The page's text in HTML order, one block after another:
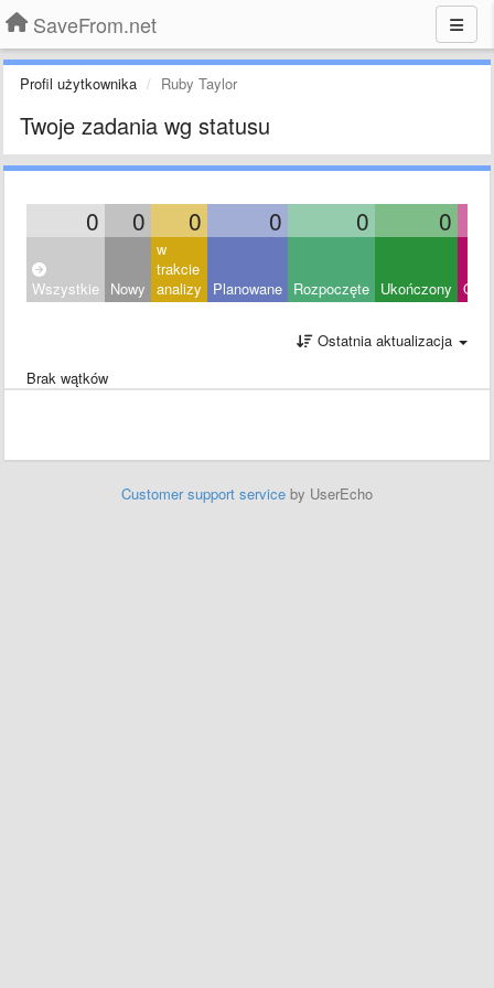
SaveFrom.net
Profil użytkownika Ruby Taylor
Twoje zadania wg statusu
0 0 0 0 0 0
Wszystkie Nowy
w
trakcie
analizy
Planowane Rozpoczęte Ukończony
Ostatnia aktualizacja
Brak wątków
Customer support service by UserEcho